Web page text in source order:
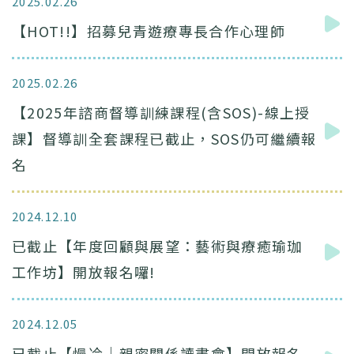
【HOT!!】招募兒青遊療專長合作心理師
2025.02.26
【2025年諮商督導訓練課程(含SOS)-線上授
課】督導訓全套課程已截止，SOS仍可繼續報
名
2024.12.10
已截止【年度回顧與展望：藝術與療癒瑜珈
工作坊】開放報名囉!
2024.12.05